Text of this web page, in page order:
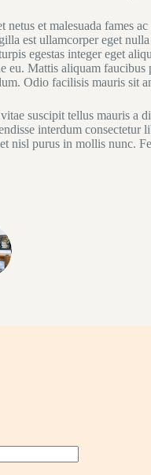
et malesuada fames
est ullamcorper eget
egestas integer eget
Mattis aliquam
Odio facilisis mauris sit
suscipit tellus mauris a
interdum
nisl purus in mollis nunc.